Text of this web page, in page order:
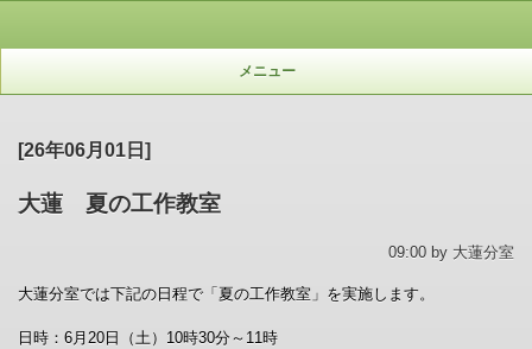
メニュー
[26年06月01日]
大蓮 夏の工作教室
09:00 by 大蓮分室
大蓮分室では下記の日程で「夏の工作教室」を実施します。
日時：6月20日（土）10時30分～11時